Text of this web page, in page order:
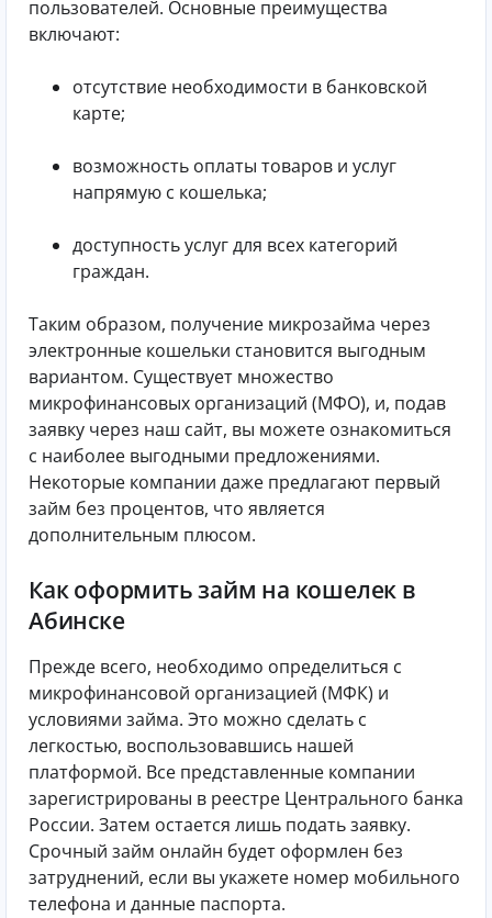
пользователей. Основные преимущества
включают:
отсутствие необходимости в банковской
карте;
возможность оплаты товаров и услуг
напрямую с кошелька;
доступность услуг для всех категорий
граждан.
Таким образом, получение микрозайма через
электронные кошельки становится выгодным
вариантом. Существует множество
микрофинансовых организаций (МФО), и, подав
заявку через наш сайт, вы можете ознакомиться
с наиболее выгодными предложениями.
Некоторые компании даже предлагают первый
займ без процентов, что является
дополнительным плюсом.
Как оформить займ на кошелек в
Абинске
Прежде всего, необходимо определиться с
микрофинансовой организацией (МФК) и
условиями займа. Это можно сделать с
легкостью, воспользовавшись нашей
платформой. Все представленные компании
зарегистрированы в реестре Центрального банка
России. Затем остается лишь подать заявку.
Срочный займ онлайн будет оформлен без
затруднений, если вы укажете номер мобильного
телефона и данные паспорта.